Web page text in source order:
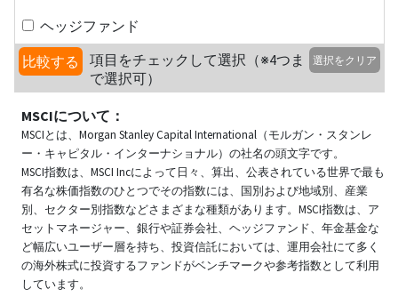
ヘッジファンド
比較する
項目をチェックして選択（※4つま
で選択可）
選択をクリア
MSCIについて：
MSCIとは、Morgan Stanley Capital International（モルガン・スタンレ
ー・キャピタル・インターナショナル）の社名の頭文字です。
MSCI指数は、MSCI Incによって日々、算出、公表されている世界で最も
有名な株価指数のひとつでその指数には、国別および地域別、産業
別、セクター別指数などさまざまな種類があります。MSCI指数は、ア
セットマネージャー、銀行や証券会社、ヘッジファンド、年金基金な
ど幅広いユーザー層を持ち、投資信託においては、運用会社にて多く
の海外株式に投資するファンドがベンチマークや参考指数として利用
しています。